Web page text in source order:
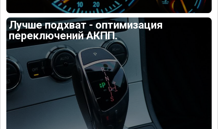
Лучше подхват - оптимизация
переключений АКПП.